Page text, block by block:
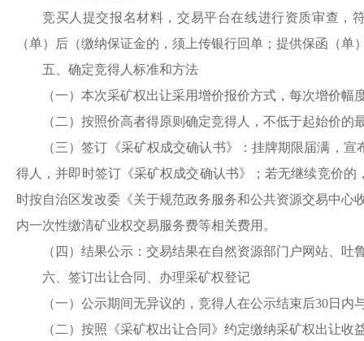
竞买人提交报名材料，交易平台在线进行资质审查，
（单）后（缴纳保证金的，须上传银行回单；提供保函（
五、确定竞得人标准和方法
（一）本次采矿权出让采用增价报价方式，每次增价幅
（二）按照价高者得原则确定竞得人，不低于起始价的
（三）签订《采矿权成交确认书》：挂牌期限届满，
得人，并即时签订《采矿权成交确认书》；若无继续竞价的
时按自治区发改委《关于规范政务服务和公共资源交易中心
内一次性缴清矿业权交易服务费等相关费用。
（四）结果公示：交易结果在自然资源部门户网站、
六、签订出让合同、办理采矿权登记
（一）公示期间无异议的，竞得人在公示结束后30日内
（二）按照《采矿权出让合同》约定缴纳采矿权出让收